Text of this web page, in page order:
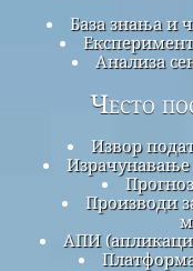
База знања и
Анализа
Често
Извор
Израчунавање
Производи
АПИ